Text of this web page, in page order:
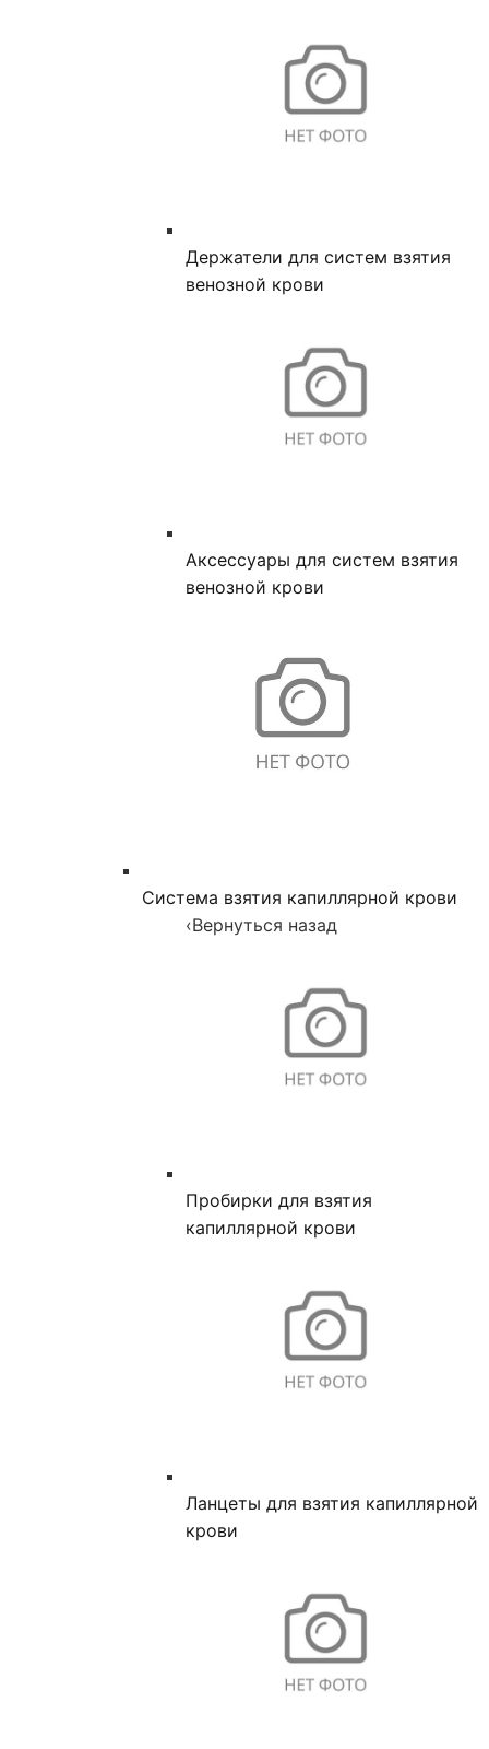
Держатели для систем взятия
венозной крови
Аксессуары для систем взятия
венозной крови
Система взятия капиллярной крови
‹Вернуться назад
Пробирки для взятия
капиллярной крови
Ланцеты для взятия капиллярной
крови